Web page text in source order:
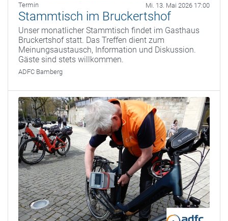
Termin Mi. 13. Mai 2026 17:00
Stammtisch im Bruckertshof
Unser monatlicher Stammtisch findet im Gasthaus
Bruckertshof statt. Das Treffen dient zum
Meinungsaustausch, Information und Diskussion.
Gäste sind stets willkommen.
ADFC Bamberg